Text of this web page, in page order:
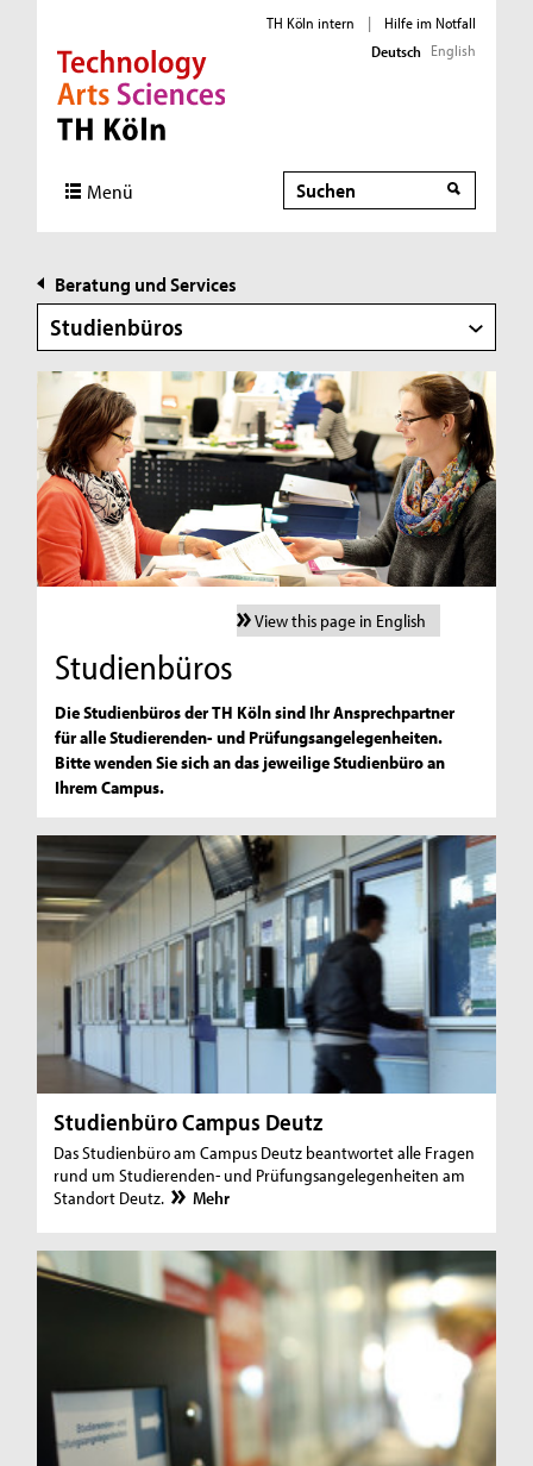
Direkt zur Hauptnavigation
Direkt zur Subnavigation
Direkt zum Inhalt
Direkt zum Fußbereich
TH Köln intern |
Hilfe im Notfall
Deutsch English
Menü Suche
Beratung und Services
Studienbüros
View this page in English
Studienbüros
Die Studienbüros der TH Köln sind Ihr Ansprechpartner
für alle Studierenden- und Prüfungsangelegenheiten.
Bitte wenden Sie sich an das jeweilige Studienbüro an
Ihrem Campus.
Studienbüro Campus Deutz
Das Studienbüro am Campus Deutz beantwortet alle Fragen
rund um Studierenden- und Prüfungsangelegenheiten am
Standort Deutz.
Mehr